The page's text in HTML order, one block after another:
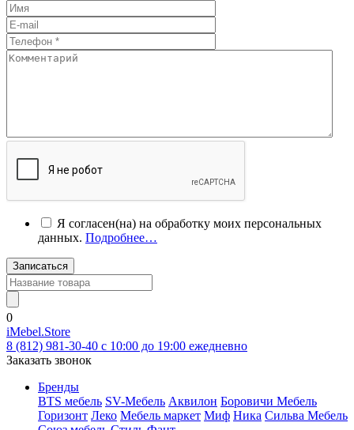
Я согласен(на) на обработку моих персональных
данных. Подробнее…
Записаться
0
iMebel.Store
8 (812) 981-30-40 c 10:00 до 19:00 ежедневно
Заказать звонок
Бренды
BTS мебель SV-Мебель Аквилон Боровичи Мебель
Горизонт Леко Мебель маркет Миф Ника Сильва Мебель